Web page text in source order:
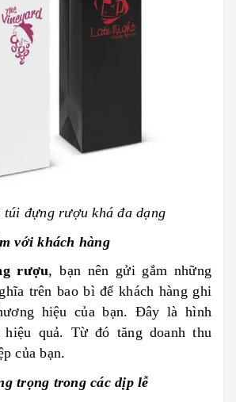
túi đựng rượu khá đa dạng
với khách hàng
rượu, bạn nên gửi gắm những
trên bao bì để khách hàng ghi
hiệu của bạn. Đây là hình
hiệu quả. Từ đó tăng doanh thu
của bạn.
trọng trong các dịp lễ